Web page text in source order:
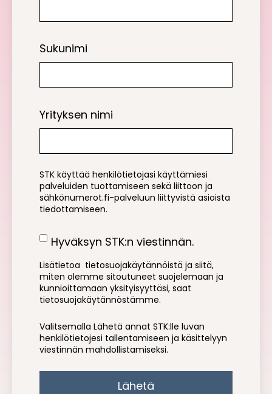
Sukunimi
Yrityksen nimi
STK käyttää henkilötietojasi käyttämiesi
palveluiden tuottamiseen sekä liittoon ja
sähkönumerot.fi-palveluun liittyvistä asioista
tiedottamiseen.
Hyväksyn STK:n viestinnän.
Lisätietoa tietosuojakäytännöistä ja siitä,
miten olemme sitoutuneet suojelemaan ja
kunnioittamaan yksityisyyttäsi, saat
tietosuojakäytännöstämme.
Valitsemalla Lähetä annat STK:lle luvan
henkilötietojesi tallentamiseen ja käsittelyyn
viestinnän mahdollistamiseksi.